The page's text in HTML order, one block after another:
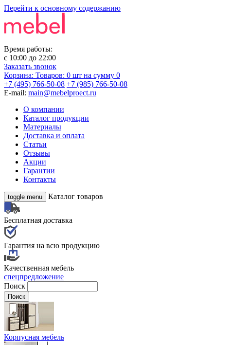
Перейти к основному содержанию
Время работы:
с 10:00 до 22:00
Заказать звонок
Корзина: Товаров: 0 шт на сумму 0
+7 (495) 766-50-08 +7 (985) 766-50-08
E-mail: main@mebelproect.ru
О компании
Каталог продукции
Материалы
Доставка и оплата
Статьи
Отзывы
Акции
Гарантии
Контакты
toggle menu Каталог товаров
Бесплатная доставка
Гарантия на всю продукцию
Качественная мебель
спецпредложение
Поиск
Корпусная мебель